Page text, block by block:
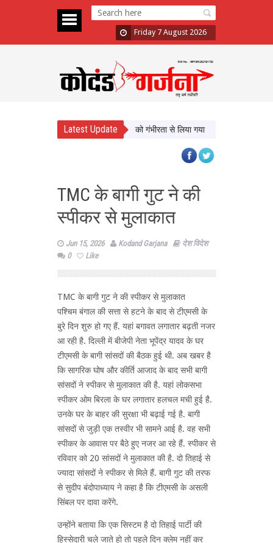
Friday 7 August 2026
Latest Update
बैठक के बाद छात्रों का दावा- मांगों को गंभीरता से लिया गया छत्तीसगढ़ में श्रमिक
TMC के बागी गुट ने की
स्पीकर से मुलाकात
Jun 15, 2026 Kodand Garjana
देश विदेश
0
Like
TMC के बागी गुट ने की स्पीकर से मुलाकात
पश्चिम बंगाल की सत्ता से हटने के बाद से टीएमसी के
बुरे दिन शुरु हो गए हैं. यहां बगावत लगातार बढ़ती नजर
आ रही है. दिल्ली में बीजेपी नेता भूपेंद्र यादव के घर
टीएमसी के बागी सांसदों की बैठक हुई थी. अब खबर है
कि सागरिक घोष और कीर्ति आजाद के बाद सभी बागी
सांसदों ने स्पीकर से मुलाकात की है. यहां लोकसभा
स्पीकर ओम बिरला के घर लगातार हलचल मची हुई है.
उनके घर के बाहर की सुरक्षा भी बढ़ाई गई है. बागी
सांसदों से जुड़ी एक तस्वीर भी सामने आई है. वह सभी
स्पीकर के आवास पर बैठे हुए नजर आ रहे हैं. स्पीकर से
रविवार को 20 सांसदों ने मुलाकात की है. दो तिहाई से
ज्यादा सांसदों ने स्पीकर से मिले हैं. बागी गुट की तरफ
से सुदीप बंदोपाध्याय ने कहा है कि टीएमसी के असली
सिंबल पर दावा करेंगे.
उन्होंने बताया कि एक सिस्टम है दो तिहाई पार्टी की
हिस्सेदारी चले जाते हो तो पहले दिन क्लेम नहीं कर